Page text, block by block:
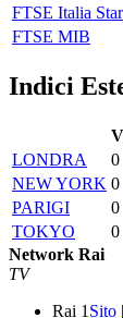
FTSE Italia Star
FTSE MIB
Indici
LONDRA
0
NEW YORK 0
PARIGI
0
TOKYO
0
Network Rai
TV
Rai 1 Sito |